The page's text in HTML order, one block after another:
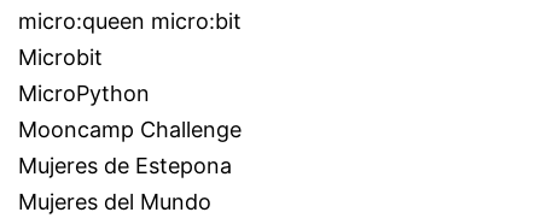
micro:queen micro:bit
Microbit
MicroPython
Mooncamp Challenge
Mujeres de Estepona
Mujeres del Mundo